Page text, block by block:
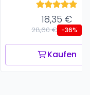
18,35 €
28,60 € -36%
Kaufen